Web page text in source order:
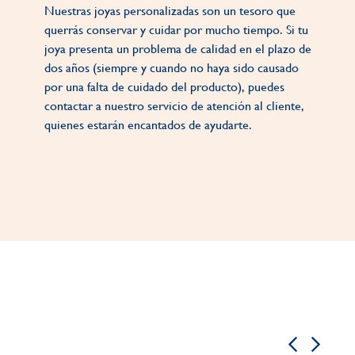
Nuestras joyas personalizadas son un tesoro que
querrás conservar y cuidar por mucho tiempo. Si tu
joya presenta un problema de calidad en el plazo de
dos años (siempre y cuando no haya sido causado
por una falta de cuidado del producto), puedes
contactar a nuestro servicio de atención al cliente,
quienes estarán encantados de ayudarte.